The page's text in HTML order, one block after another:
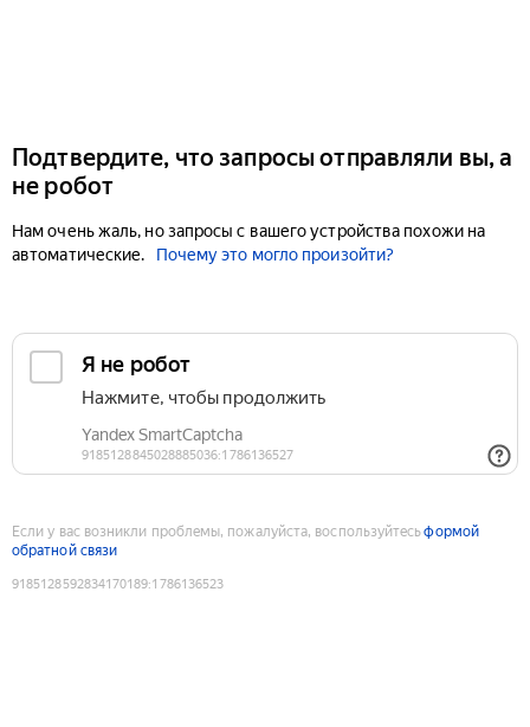
Подтвердите, что запросы отправляли вы, а
не робот
Нам очень жаль, но запросы с вашего устройства похожи на
автоматические.
Почему это могло произойти?
Если у вас возникли проблемы, пожалуйста, воспользуйтесьформой
обратной связи
9185128592834170189:1786136523